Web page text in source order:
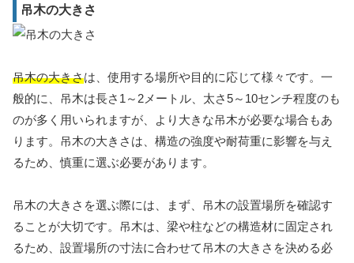
吊木の大きさ
吊木の大きさは、使用する場所や目的に応じて様々です。一
般的に、吊木は長さ1～2メートル、太さ5～10センチ程度のも
のが多く用いられますが、より大きな吊木が必要な場合もあ
ります。吊木の大きさは、構造の強度や耐荷重に影響を与え
るため、慎重に選ぶ必要があります。
吊木の大きさを選ぶ際には、まず、吊木の設置場所を確認す
ることが大切です。吊木は、梁や柱などの構造材に固定され
るため、設置場所の寸法に合わせて吊木の大きさを決める必